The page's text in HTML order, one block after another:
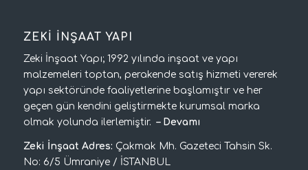
ZEKİ İNŞAAT YAPI
Zeki İnşaat Yapı; 1992 yılında inşaat ve yapı
malzemeleri toptan, perakende satış hizmeti vererek
yapı sektöründe faaliyetlerine başlamıştır ve her
geçen gün kendini geliştirmekte kurumsal marka
olmak yolunda ilerlemiştir.– Devamı
Zeki İnşaat Adres: Çakmak Mh. Gazeteci Tahsin Sk.
No: 6/5 Ümraniye / İSTANBUL